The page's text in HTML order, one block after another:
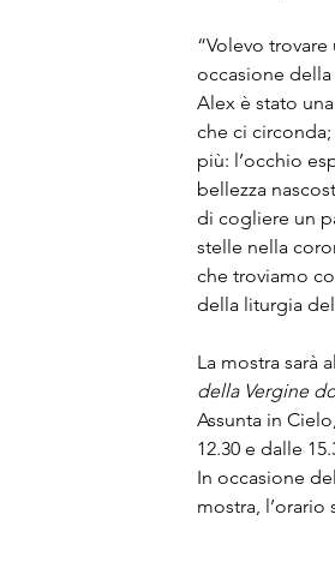
“Volevo
occasione
Alex è stato
che ci
più: l’occhio
bellezza
di cogliere un
stelle nella
che troviamo
della liturgia
La mostra sarà
della Vergine
Assunta in
12.30 e dalle
In occasione
mostra, l’orario